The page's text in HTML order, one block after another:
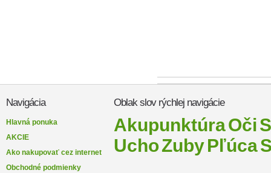
Navigácia
Hlavná ponuka
AKCIE
Ako nakupovať cez internet
Obchodné podmienky
Oblak slov rýchlej navigácie
AkupunktúraOči
UchoZubyPľúca